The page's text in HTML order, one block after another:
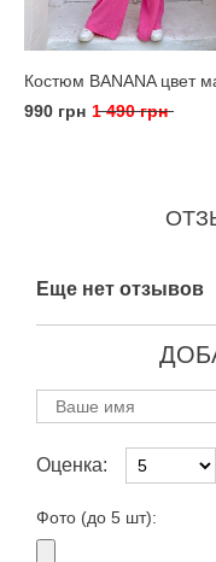
Костюм BANANA цвет
990 грн 1 490 грн
Еще нет отзывов
Оценка:
Фото (до 5 шт):